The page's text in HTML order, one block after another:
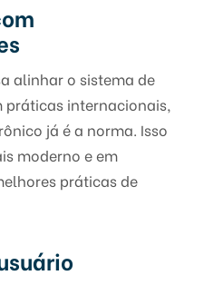
alinhar o sistema de
práticas internacionais,
já é a norma. Isso
moderno e em
práticas de